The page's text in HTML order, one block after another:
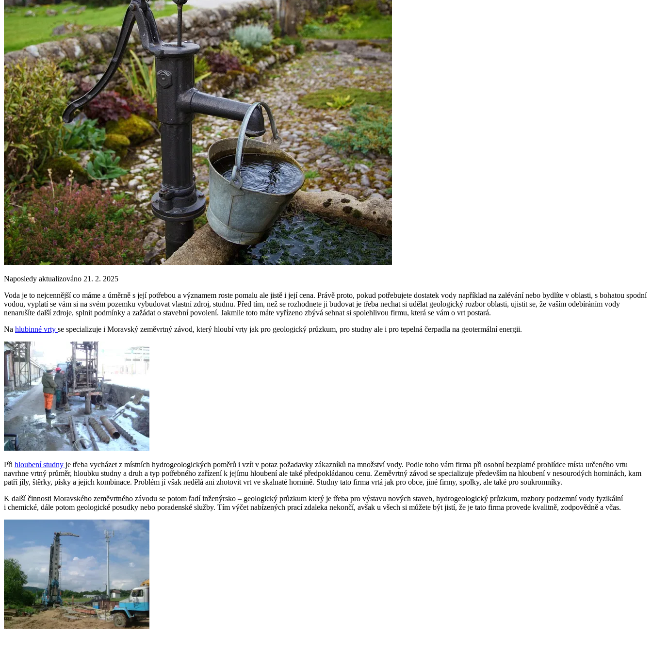
Naposledy aktualizováno 21. 2. 2025
Voda je to nejcennější co máme a úměrně s její potřebou a významem roste pomalu ale jistě i její cena. Právě proto, pokud potřebujete dostatek vody například na zalévání nebo bydlíte v oblasti, s bohatou spodní
vodou, vyplatí se vám si na svém pozemku vybudovat vlastní zdroj, studnu. Před tím, než se rozhodnete ji budovat je třeba nechat si udělat geologický rozbor oblasti, ujistit se, že vaším odebíráním vody
nenarušíte další zdroje, splnit podmínky a zažádat o stavební povolení. Jakmile toto máte vyřízeno zbývá sehnat si spolehlivou firmu, která se vám o vrt postará.
Na hlubinné vrty se specializuje i Moravský zeměvrtný závod, který hloubí vrty jak pro geologický průzkum, pro studny ale i pro tepelná čerpadla na geotermální energii.
Při hloubení studny je třeba vycházet z místních hydrogeologických poměrů i vzít v potaz požadavky zákazníků na množství vody. Podle toho vám firma při osobní bezplatné prohlídce místa určeného vrtu
navrhne vrtný průměr, hloubku studny a druh a typ potřebného zařízení k jejímu hloubení ale také předpokládanou cenu. Zeměvrtný závod se specializuje především na hloubení v nesourodých horninách, kam
patří jíly, štěrky, písky a jejich kombinace. Problém jí však nedělá ani zhotovit vrt ve skalnaté hornině. Studny tato firma vrtá jak pro obce, jiné firmy, spolky, ale také pro soukromníky.
K další činnosti Moravského zeměvrtného závodu se potom řadí inženýrsko – geologický průzkum který je třeba pro výstavu nových staveb, hydrogeologický průzkum, rozbory podzemní vody fyzikální
i chemické, dále potom geologické posudky nebo poradenské služby. Tím výčet nabízených prací zdaleka nekončí, avšak u všech si můžete být jistí, že je tato firma provede kvalitně, zodpovědně a včas.